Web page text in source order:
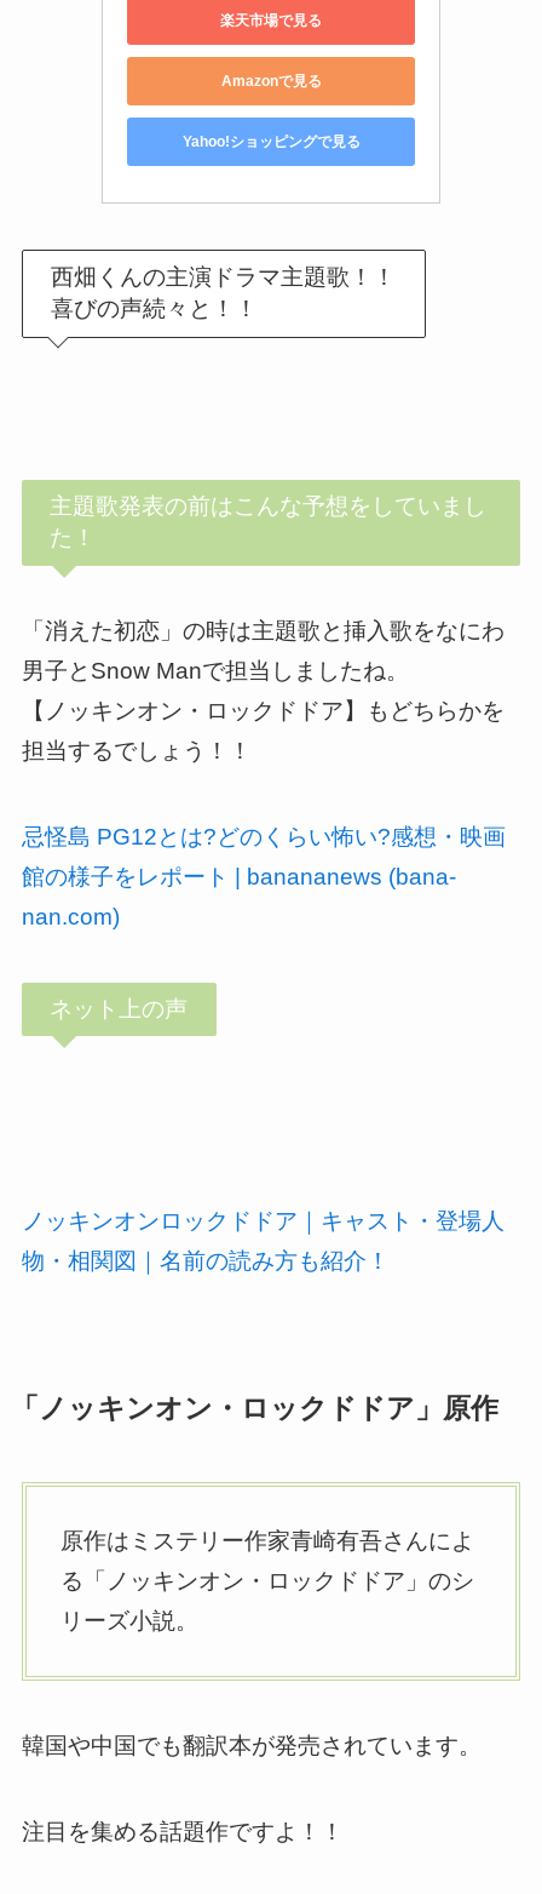
楽天市場で見る
Amazonで見る
Yahoo!ショッピングで見る
西畑くんの主演ドラマ主題歌！！
喜びの声続々と！！
主題歌発表の前はこんな予想をしていまし
た！
「消えた初恋」の時は主題歌と挿入歌をなにわ
男子とSnow Manで担当しましたね。
【ノッキンオン・ロックドドア】もどちらかを
担当するでしょう！！
忌怪島 PG12とは?どのくらい怖い?感想・映画
館の様子をレポート | banananews (bana-
nan.com)
ネット上の声
ノッキンオンロックドドア｜キャスト・登場人
物・相関図｜名前の読み方も紹介！
「ノッキンオン・ロックドドア」原作
原作はミステリー作家青崎有吾さんによ
る「ノッキンオン・ロックドドア」のシ
リーズ小説。
韓国や中国でも翻訳本が発売されています。
注目を集める話題作ですよ！！